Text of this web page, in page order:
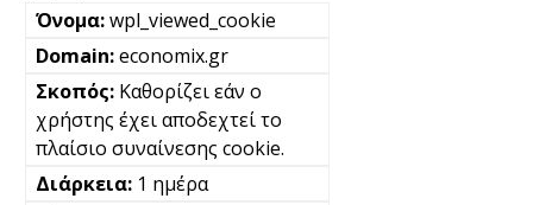
wpl_viewed_cookie
economix.gr
Καθορίζει εάν ο
χρήστης έχει αποδεχτεί το
πλαίσιο συναίνεσης cookie.
1 ημέρα